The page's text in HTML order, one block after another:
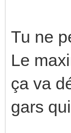
Tu ne
Le
ça va
gars